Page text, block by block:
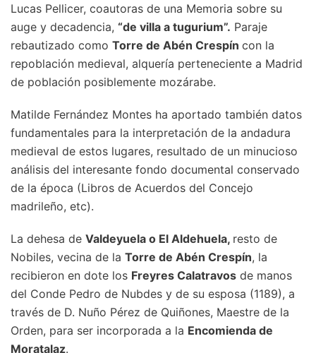
Lucas Pellicer, coautoras de una Memoria sobre su
auge y decadencia, “de villa a tugurium”. Paraje
rebautizado como Torre de Abén Crespín con la
repoblación medieval, alquería perteneciente a Madrid
de población posiblemente mozárabe.
Matilde Fernández Montes ha aportado también datos
fundamentales para la interpretación de la andadura
medieval de estos lugares, resultado de un minucioso
análisis del interesante fondo documental conservado
de la época (Libros de Acuerdos del Concejo
madrileño, etc).
La dehesa de Valdeyuela o El Aldehuela, resto de
Nobiles, vecina de la Torre de Abén Crespín, la
recibieron en dote los Freyres Calatravos de manos
del Conde Pedro de Nubdes y de su esposa (1189), a
través de D. Nuño Pérez de Quiñones, Maestre de la
Orden, para ser incorporada a la Encomienda de
Moratalaz.